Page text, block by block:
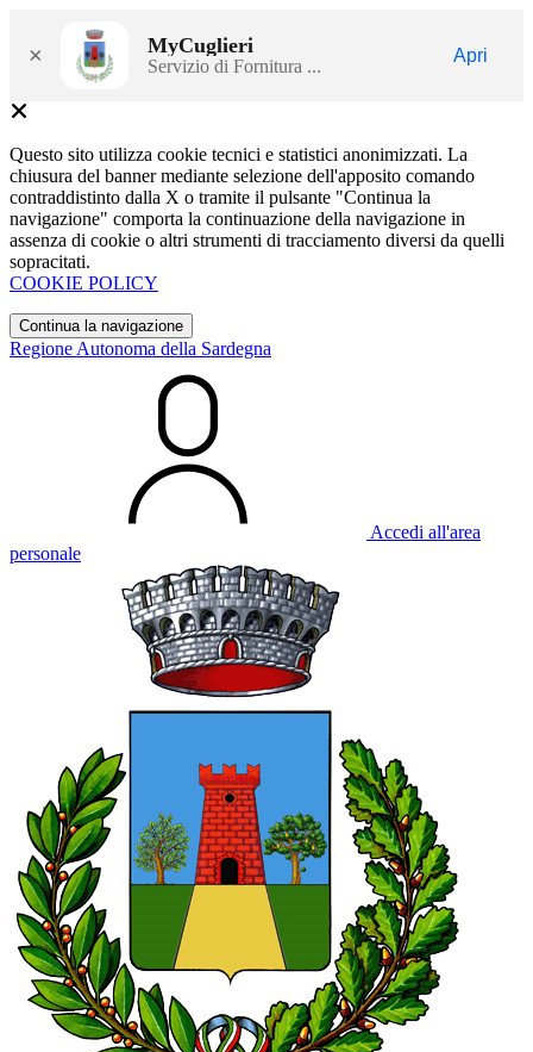
× MyCuglieri
Servizio di Fornitura ...
Apri
Questo sito utilizza cookie tecnici e statistici anonimizzati. La
chiusura del banner mediante selezione dell'apposito comando
contraddistinto dalla X o tramite il pulsante "Continua la
navigazione" comporta la continuazione della navigazione in
assenza di cookie o altri strumenti di tracciamento diversi da quelli
sopracitati.
COOKIE POLICY
Continua la navigazione
Regione Autonoma della Sardegna
Accedi all'area
personale